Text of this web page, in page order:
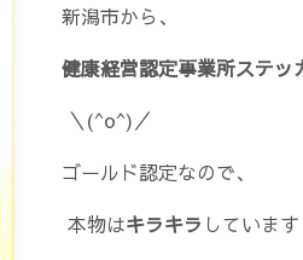
新潟市から、
健康経営認定事業所ステッ
＼(^o^)／
ゴールド認定なので、
本物はキラキラ しています